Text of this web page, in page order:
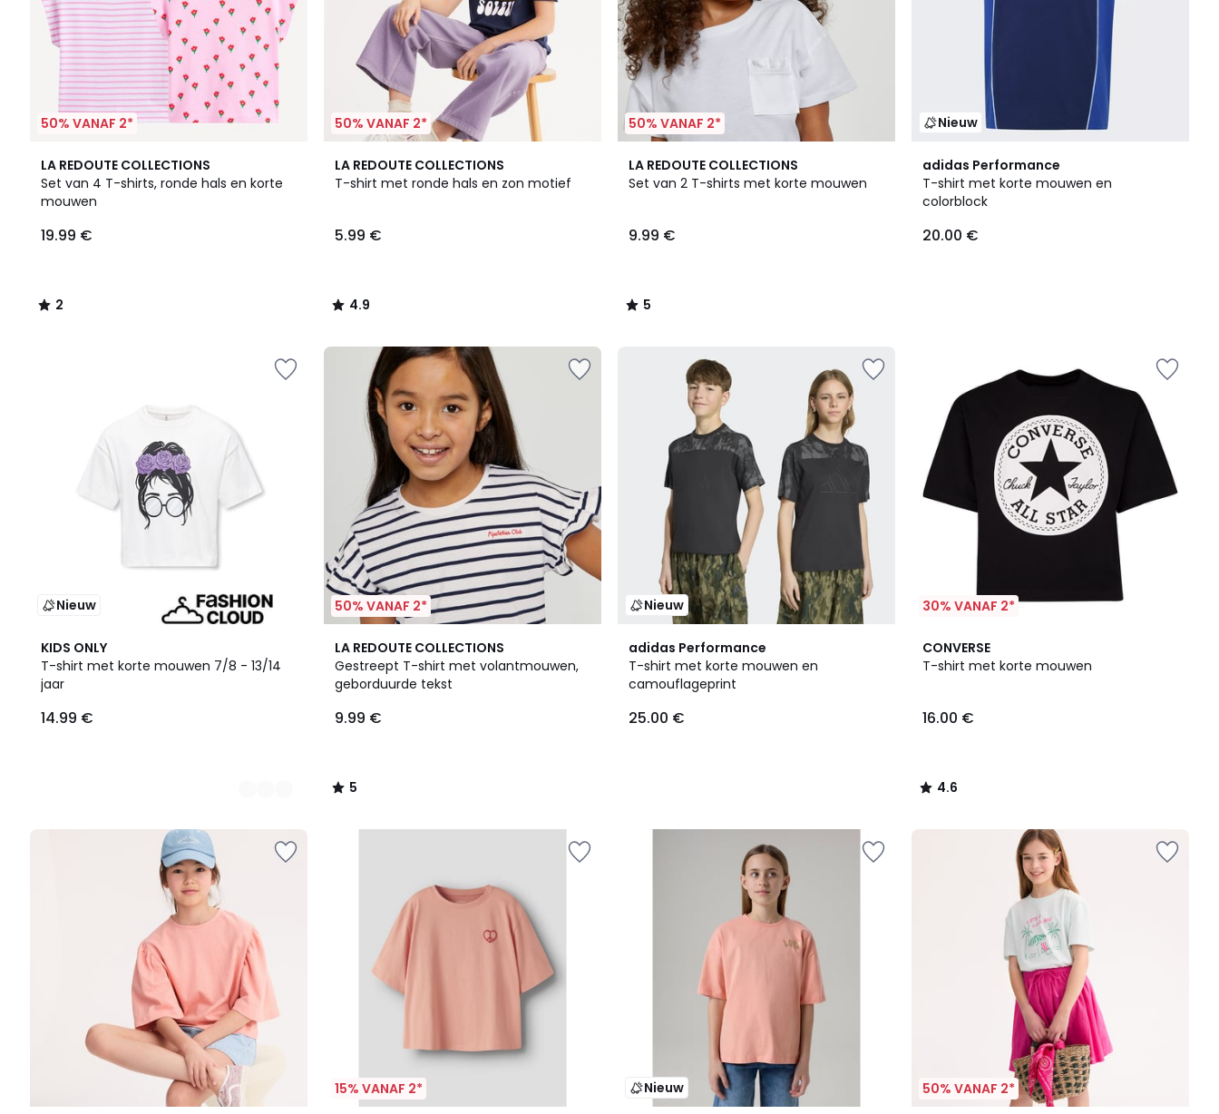
50% VANAF 2*
LA REDOUTE COLLECTIONS
Set van 4 T-shirts, ronde hals en korte
mouwen
19.99 €
2
/
5
2
/
50% VANAF 2*
LA REDOUTE COLLECTIONS
T-shirt met ronde hals en zon motief
5.99 €
4.9
/ 5
4.9
/
50% VANAF 2*
LA REDOUTE COLLECTIONS
Set van 2 T-shirts met korte mouwen
9.99 €
5
/
5
/
Nieuw
adidas Performance
T-shirt met korte mouwen en
colorblock
20.00 €
Nieuw
KIDS ONLY
T-shirt met korte mouwen 7/8 - 13/14
jaar
14.99 €
2
Kleuren
50% VANAF 2*
LA REDOUTE COLLECTIONS
Gestreept T-shirt met volantmouwen,
geborduurde tekst
9.99 €
5
/
5
5
/
Nieuw
adidas Performance
T-shirt met korte mouwen en
camouflageprint
25.00 €
30% VANAF 2*
CONVERSE
T-shirt met korte mouwen
16.00 €
4.6
/ 5
4.6
/
15% VANAF 2* Nieuw 50% VANAF 2*